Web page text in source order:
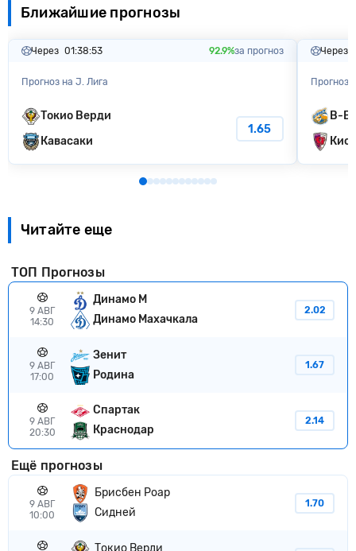
Ближайшие прогнозы
Через 01:38:51 92.9%за прогноз
Прогноз на J. Лига
Токио Верди
Кавасаки
1.65
Через
Прогноз
В-
Читайте еще
ТОП Прогнозы
9 АВГ
14:30
Динамо М
Динамо Махачкала
2.02
9 АВГ
17:00
Зенит
Родина
1.67
9 АВГ
20:30
Спартак
Краснодар
2.14
Ещё прогнозы
9 АВГ
10:00
Брисбен Роар
Сидней
1.70
Токио Верди